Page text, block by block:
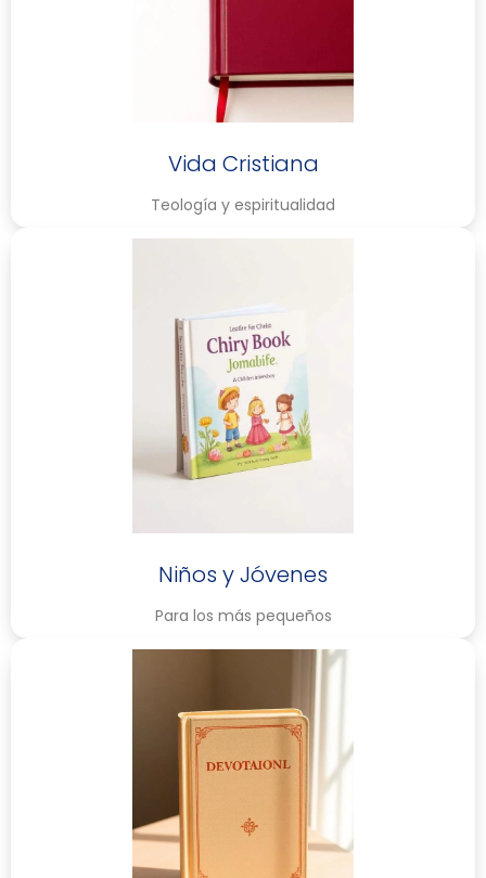
Vida Cristiana
Teología y espiritualidad
Niños y Jóvenes
Para los más pequeños